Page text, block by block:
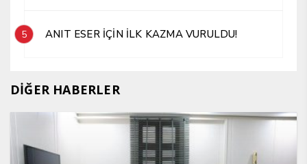
5 ANIT ESER İÇİN İLK KAZMA VURULDU!
DİĞER HABERLER